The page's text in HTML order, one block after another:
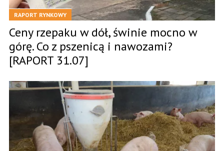
RAPORT RYNKOWY
Ceny rzepaku w dół, świnie mocno w
górę. Co z pszenicą i nawozami?
[RAPORT 31.07]